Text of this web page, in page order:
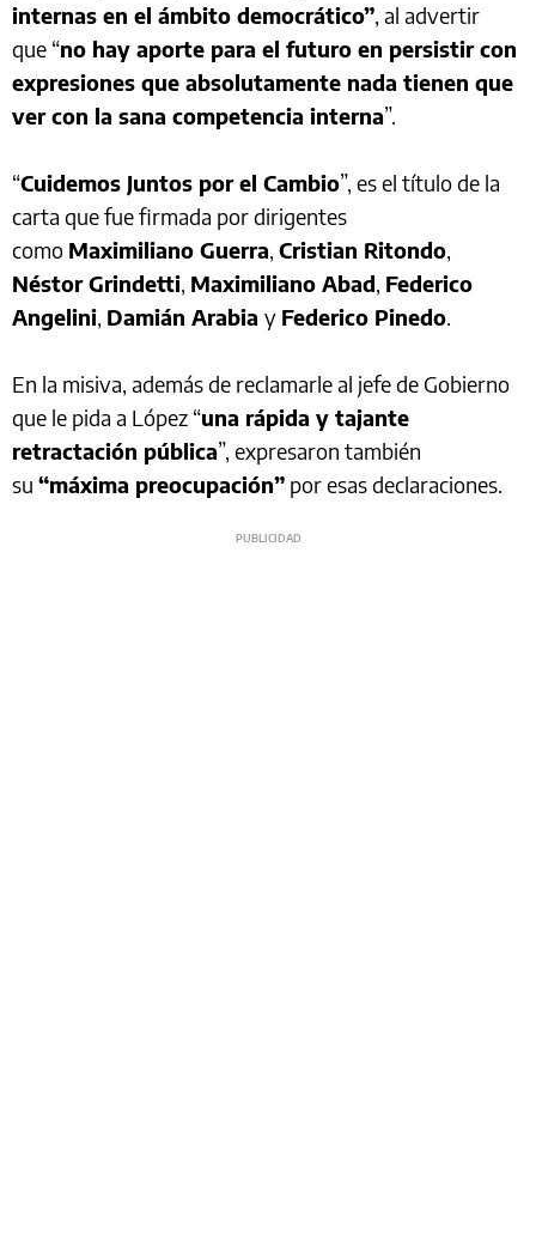
internas en el ámbito democrático”, al advertir
que “no hay aporte para el futuro en persistir con
expresiones que absolutamente nada tienen que
ver con la sana competencia interna”.
“Cuidemos Juntos por el Cambio”, es el título de la
carta que fue firmada por dirigentes
como Maximiliano Guerra, Cristian Ritondo,
Néstor Grindetti, Maximiliano Abad, Federico
Angelini, Damián Arabia y Federico Pinedo.
En la misiva, además de reclamarle al jefe de Gobierno
que le pida a López “una rápida y tajante
retractación pública”, expresaron también
su “máxima preocupación” por esas declaraciones.